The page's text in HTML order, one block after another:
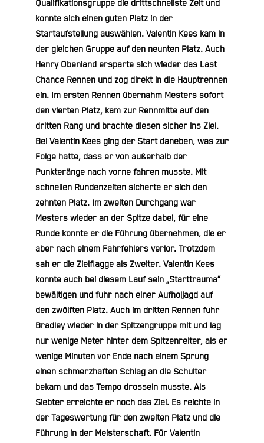
Qualifikationsgruppe die drittschnellste Zeit und
konnte sich einen guten Platz in der
Startaufstellung auswählen. Valentin Keeskam in
der gleichen Gruppe auf den neunten Platz. Auch
Henry Obenlandersparte sich wieder das Last
Chance Rennen und zog direkt in die Hauptrennen
ein. Im ersten Rennen übernahm Mesters sofort
den vierten Platz, kam zur Rennmitte auf den
dritten Rang und brachte diesen sicher ins Ziel.
Bei Valentin Kees ging der Start daneben, was zur
Folge hatte, dass er von außerhalb der
Punkteränge nach vorne fahren musste. Mit
schnellen Rundenzeiten sicherte er sich den
zehnten Platz. Im zweiten Durchgang war
Mesters wieder an der Spitze dabei, für eine
Runde konnte er die Führung übernehmen, die er
aber nach einem Fahrfehlers verlor. Trotzdem
sah er die Zielflagge als Zweiter. Valentin Kees
konnte auch bei diesem Lauf sein „Starttrauma“
bewältigen und fuhr nach einer Aufholjagd auf
den zwölften Platz. Auch im dritten Rennen fuhr
Bradley wieder in der Spitzengruppe mit und lag
nur wenige Meter hinter dem Spitzenreiter, als er
wenige Minuten vor Ende nach einem Sprung
einen schmerzhaften Schlag an die Schulter
bekam und das Tempo drosseln musste. Als
Siebter erreichte er noch das Ziel. Es reichte in
der Tageswertung für den zweiten Platz und die
Führung in der Meisterschaft. Für Valentin